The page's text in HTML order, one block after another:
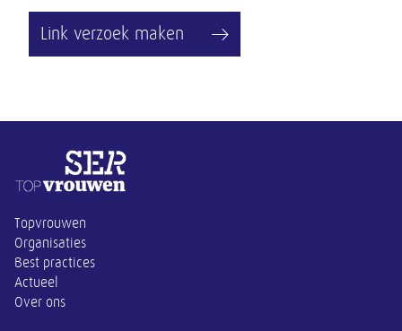
Link verzoek maken
Overige informatie
Topvrouwen
Organisaties
Best practices
Actueel
Over ons